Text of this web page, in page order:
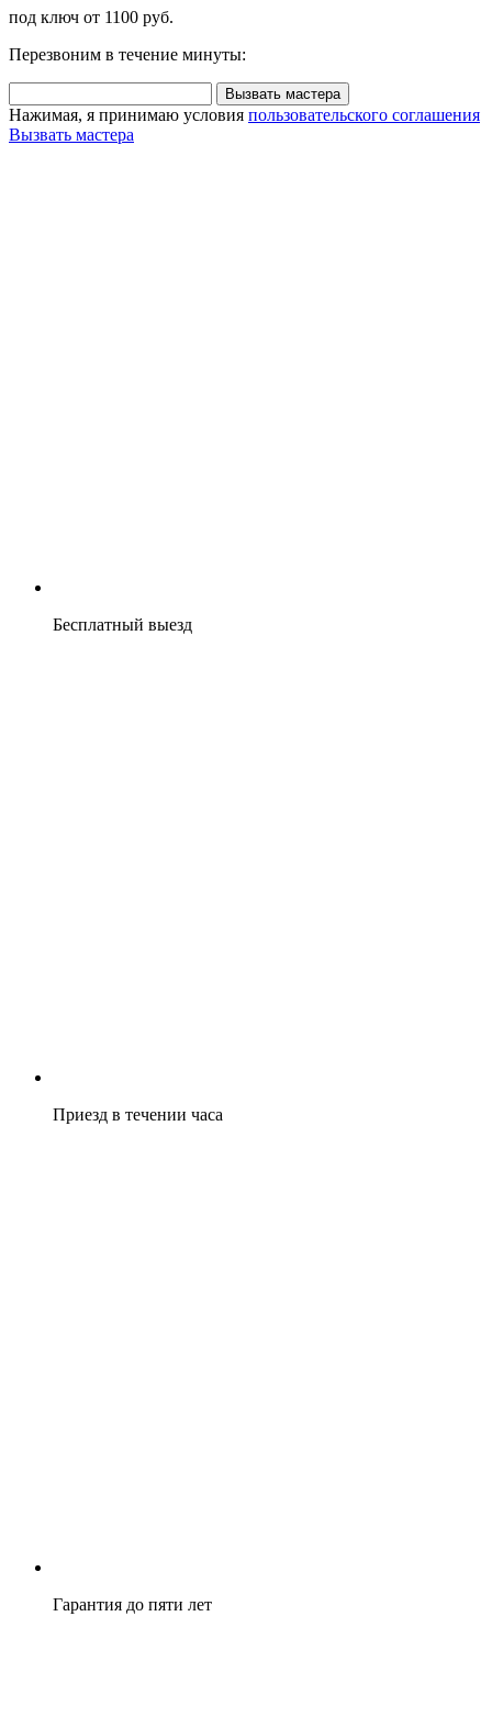
под ключ от 1100 руб.
Перезвоним в течение минуты:
Вызвать мастера
Нажимая, я принимаю условия пользовательского соглашения
Вызвать мастера
Бесплатный выезд
Приезд в течении часа
Гарантия до пяти лет